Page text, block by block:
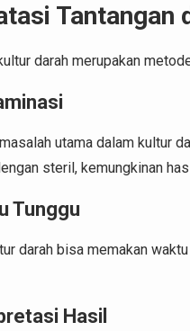
Tantangan
darah merupakan
utama dalam kultur
steril, kemungkinan
Tunggu
darah bisa memakan
Hasil